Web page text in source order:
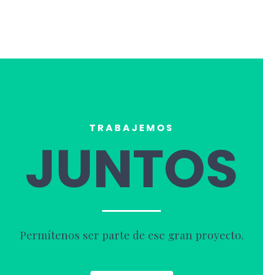
TRABAJEMOS
JUNTOS
Permítenos ser parte de ese gran proyecto.